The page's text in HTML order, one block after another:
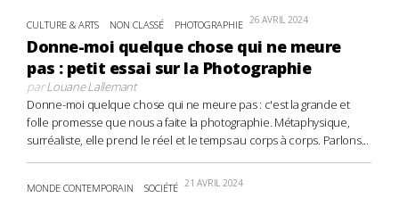
CULTURE & ARTS NON CLASSÉ PHOTOGRAPHIE 26 AVRIL 2024
Donne-moi quelque chose qui ne meure
pas : petit essai sur la Photographie
parLouane Lallemant
Donne-moi quelque chose qui ne meure pas : c'est la grande et
folle promesse que nous a faite la photographie. Métaphysique,
surréaliste, elle prend le réel et le temps au corps à corps. Parlons...
MONDE CONTEMPORAIN SOCIÉTÉ 21 AVRIL 2024